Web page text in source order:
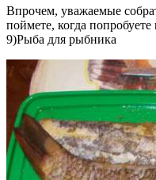
Впрочем, уважаемые
поймете, когда
9)Рыба для рыбника